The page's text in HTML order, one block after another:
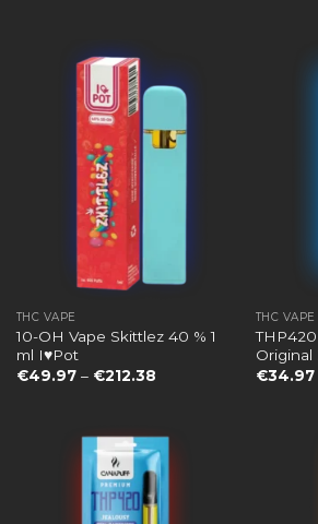
THC VAPE
10-OH Vape Skittlez 40 % 1
ml I♥Pot
€49.97 – €212.38Preisspanne:
THC VAPE
Original
€34.97